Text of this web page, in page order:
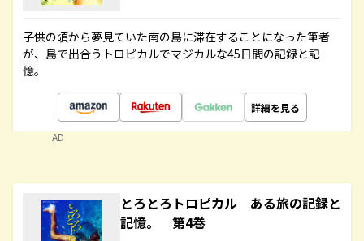
子供の頃から夢見ていた南の島に滞在することになった筆者
が、島で出合うトロピカルでマジカルな45日間の記録と記
憶。
詳細を見る
AD
とろとろトロピカル ある旅の記録と
記憶。 第4巻